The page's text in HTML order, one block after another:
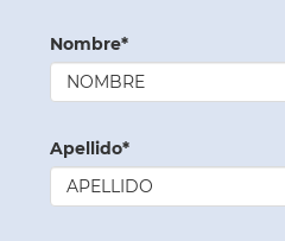
Nombre*
Apellido*